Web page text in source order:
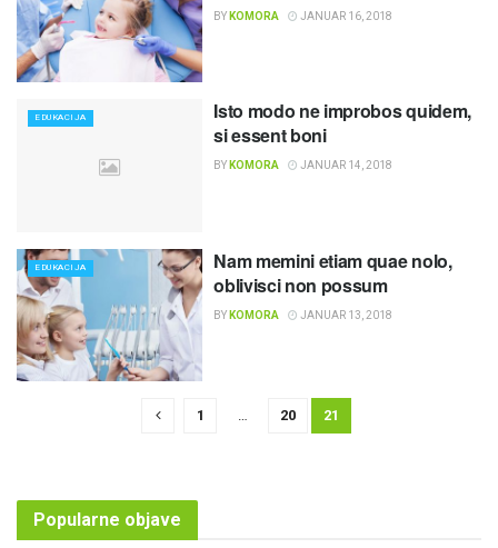
BY KOMORA JANUAR 16, 2018
EDUKACIJA
Isto modo ne improbos quidem,
si essent boni
BY KOMORA JANUAR 14, 2018
EDUKACIJA
Nam memini etiam quae nolo,
oblivisci non possum
BY KOMORA JANUAR 13, 2018
1 … 20 21
Popularne objave